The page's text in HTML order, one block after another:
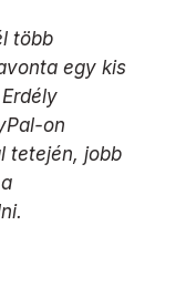
több
egy kis
on
tetején, jobb